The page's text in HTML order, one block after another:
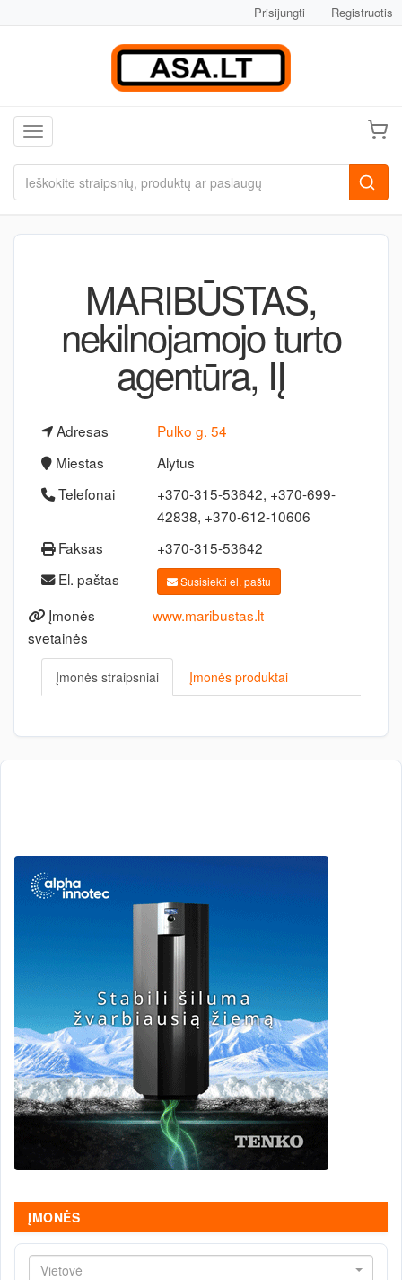
Prisijungti Registruotis
Toggle navigation
MARIBŪSTAS,
nekilnojamojo turto
agentūra, IĮ
Adresas
Pulko g. 54
Miestas
Alytus
Telefonai
+370-315-53642, +370-699-
42838, +370-612-10606
Faksas
+370-315-53642
El. paštas
Susisiekti el. paštu
Įmonės
svetainės
www.maribustas.lt
Įmonės straipsniai Įmonės produktai
ĮMONĖS
Vietovė